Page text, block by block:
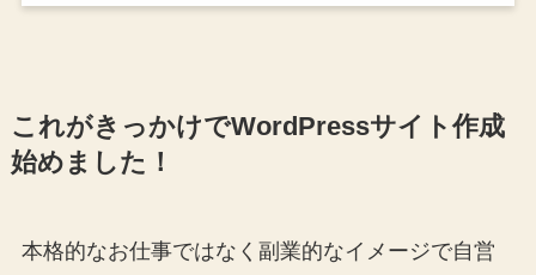
これがきっかけでWordPressサイト作成
始めました！
本格的なお仕事ではなく副業的なイメージで自営